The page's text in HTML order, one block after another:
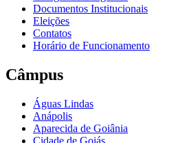
Documentos Institucionais
Eleições
Contatos
Horário de Funcionamento
Câmpus
Águas Lindas
Anápolis
Aparecida de Goiânia
Cidade de Goiás